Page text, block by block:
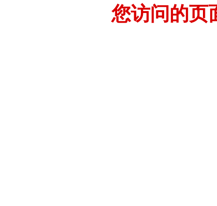
您访问的页